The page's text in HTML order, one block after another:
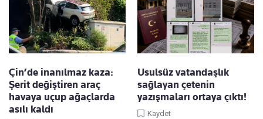
Çin’de inanılmaz kaza:
Şerit değiştiren araç
havaya uçup ağaçlarda
asılı kaldı
Usulsüz vatandaşlık
sağlayan çetenin
yazışmaları ortaya çıktı!
Kaydet